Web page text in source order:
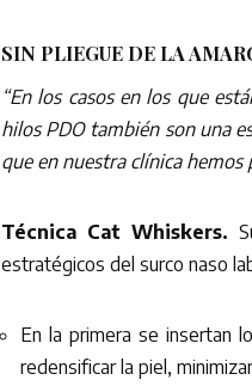
SIN PLIEGUE DE LA
“En los casos en los que
hilos PDO también son una
que en nuestra clínica
Técnica Cat Whiskers.
estratégicos del surco naso
En la primera se insertan
redensificar la piel,